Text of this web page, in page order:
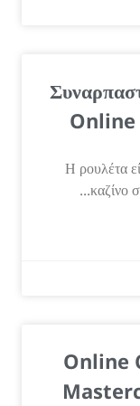
Online
Η ρουλέτα
καζίνο
Online